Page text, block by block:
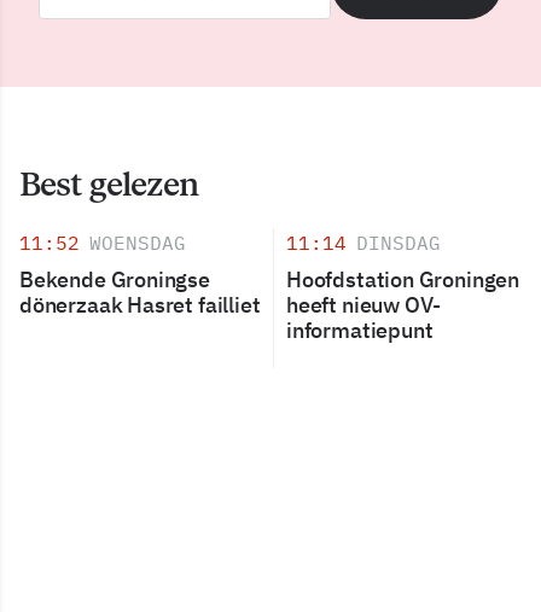
Best gelezen
11:52 WOENSDAG
Bekende Groningse
dönerzaak Hasret failliet
11:14 DINSDAG
Hoofdstation Groningen
heeft nieuw OV-
informatiepunt